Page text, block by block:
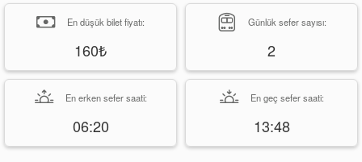
En düşük bilet fiyatı:
160₺
Günlük sefer sayısı:
2
En erken sefer saati:
06:20
En geç sefer saati:
13:48